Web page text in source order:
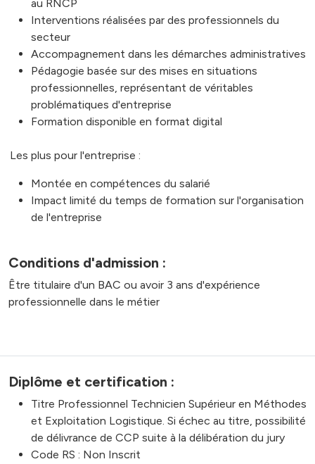
au RNCP
Interventions réalisées par des professionnels du
secteur
Accompagnement dans les démarches administratives
Pédagogie basée sur des mises en situations
professionnelles, représentant de véritables
problématiques d'entreprise
Formation disponible en format digital
Les plus pour l'entreprise :
Montée en compétences du salarié
Impact limité du temps de formation sur l'organisation
de l'entreprise
Conditions d'admission :
Être titulaire d'un BAC ou avoir 3 ans d'expérience
professionnelle dans le métier
Diplôme et certification :
Titre Professionnel Technicien Supérieur en Méthodes
et Exploitation Logistique. Si échec au titre, possibilité
de délivrance de CCP suite à la délibération du jury
Code RS : Non Inscrit